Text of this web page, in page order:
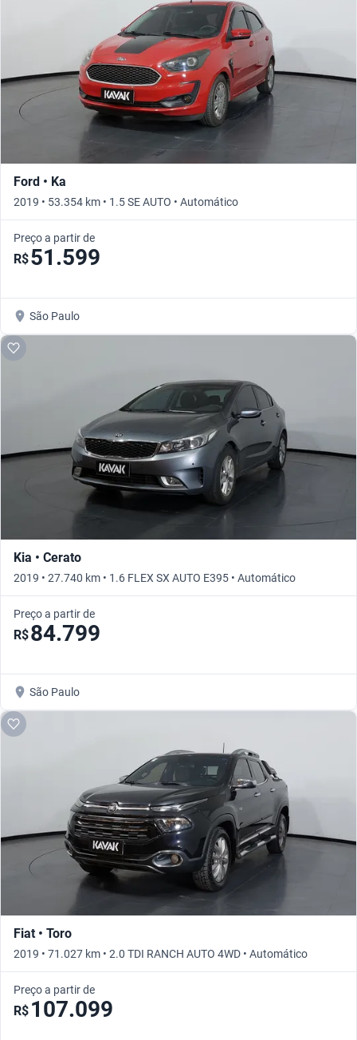
Ford • Ka
2019 • 53.354 km • 1.5 SE AUTO • Automático
Preço a partir de
R$51.599
São Paulo
Kia • Cerato
2019 • 27.740 km • 1.6 FLEX SX AUTO E395 • Automático
Preço a partir de
R$84.799
São Paulo
Fiat • Toro
2019 • 71.027 km • 2.0 TDI RANCH AUTO 4WD • Automático
Preço a partir de
R$ 107.099